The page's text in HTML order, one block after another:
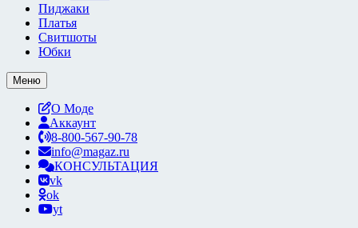
Пиджаки
Платья
Свитшоты
Юбки
Меню
О Моде
Аккаунт
8-800-567-90-78
info@magaz.ru
КОНСУЛЬТАЦИЯ
vk
ok
yt